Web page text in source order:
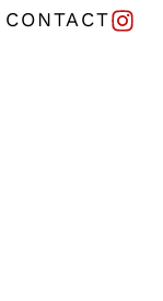
CONTACT